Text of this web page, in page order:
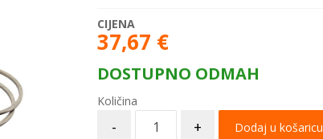
37,67 €
DOSTUPNO ODMAH
- + Dodaj u košaricu